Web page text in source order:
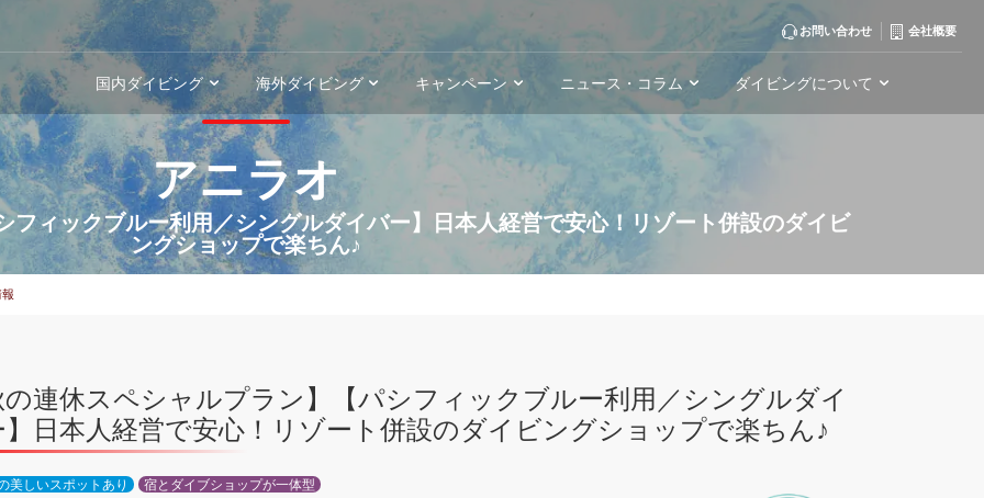
アニラオ
フィックブルー利用／シングルダイバー】日本人経営で安心！リゾート併設のダイビ
ングショップで楽ちん♪
の連休スペシャルプラン】【パシフィックブルー利用／シングルダイ
】日本人経営で安心！リゾート併設のダイビングショップで楽ちん♪
美しいスポットあり 宿とダイブショップが一体型
お問い合わせ 会社概要
国内ダイビング 海外ダイビング キャンペーン ニュース・コラム ダイビングについて